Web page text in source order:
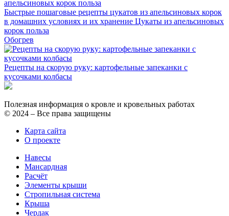
Быстрые пошаговые рецепты цукатов из апельсиновых корок
в домашних условиях и их хранение Цукаты из апельсиновых
корок польза
Обогрев
Рецепты на скорую руку: картофельные запеканки с
кусочками колбасы
Полезная информация о кровле и кровельных работах
© 2024 – Все права защищены
Карта сайта
О проекте
Навесы
Мансардная
Расчёт
Элементы крыши
Стропильная система
Крыша
Чердак